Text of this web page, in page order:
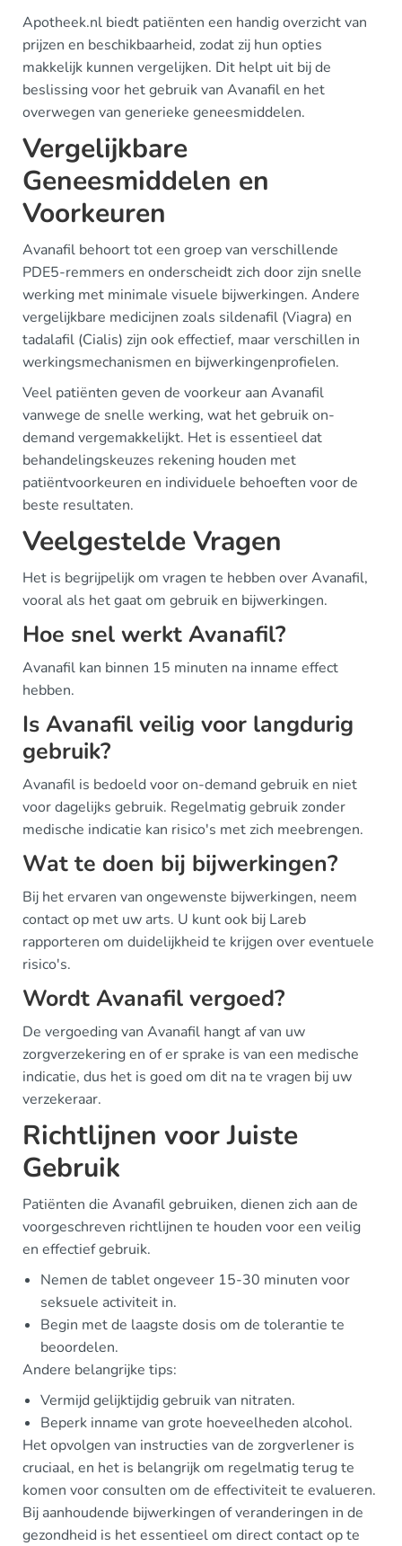
Apotheek.nl biedt patiënten een handig overzicht van
prijzen en beschikbaarheid, zodat zij hun opties
makkelijk kunnen vergelijken. Dit helpt uit bij de
beslissing voor het gebruik van Avanafil en het
overwegen van generieke geneesmiddelen.
Vergelijkbare
Geneesmiddelen en
Voorkeuren
Avanafil behoort tot een groep van verschillende
PDE5-remmers en onderscheidt zich door zijn snelle
werking met minimale visuele bijwerkingen. Andere
vergelijkbare medicijnen zoals sildenafil (Viagra) en
tadalafil (Cialis) zijn ook effectief, maar verschillen in
werkingsmechanismen en bijwerkingenprofielen.
Veel patiënten geven de voorkeur aan Avanafil
vanwege de snelle werking, wat het gebruik on-
demand vergemakkelijkt. Het is essentieel dat
behandelingskeuzes rekening houden met
patiëntvoorkeuren en individuele behoeften voor de
beste resultaten.
Veelgestelde Vragen
Het is begrijpelijk om vragen te hebben over Avanafil,
vooral als het gaat om gebruik en bijwerkingen.
Hoe snel werkt Avanafil?
Avanafil kan binnen 15 minuten na inname effect
hebben.
Is Avanafil veilig voor langdurig
gebruik?
Avanafil is bedoeld voor on-demand gebruik en niet
voor dagelijks gebruik. Regelmatig gebruik zonder
medische indicatie kan risico's met zich meebrengen.
Wat te doen bij bijwerkingen?
Bij het ervaren van ongewenste bijwerkingen, neem
contact op met uw arts. U kunt ook bij Lareb
rapporteren om duidelijkheid te krijgen over eventuele
risico's.
Wordt Avanafil vergoed?
De vergoeding van Avanafil hangt af van uw
zorgverzekering en of er sprake is van een medische
indicatie, dus het is goed om dit na te vragen bij uw
verzekeraar.
Richtlijnen voor Juiste
Gebruik
Patiënten die Avanafil gebruiken, dienen zich aan de
voorgeschreven richtlijnen te houden voor een veilig
en effectief gebruik.
Nemen de tablet ongeveer 15-30 minuten voor
seksuele activiteit in.
Begin met de laagste dosis om de tolerantie te
beoordelen.
Andere belangrijke tips:
Vermijd gelijktijdig gebruik van nitraten.
Beperk inname van grote hoeveelheden alcohol.
Het opvolgen van instructies van de zorgverlener is
cruciaal, en het is belangrijk om regelmatig terug te
komen voor consulten om de effectiviteit te evalueren.
Bij aanhoudende bijwerkingen of veranderingen in de
gezondheid is het essentieel om direct contact op te